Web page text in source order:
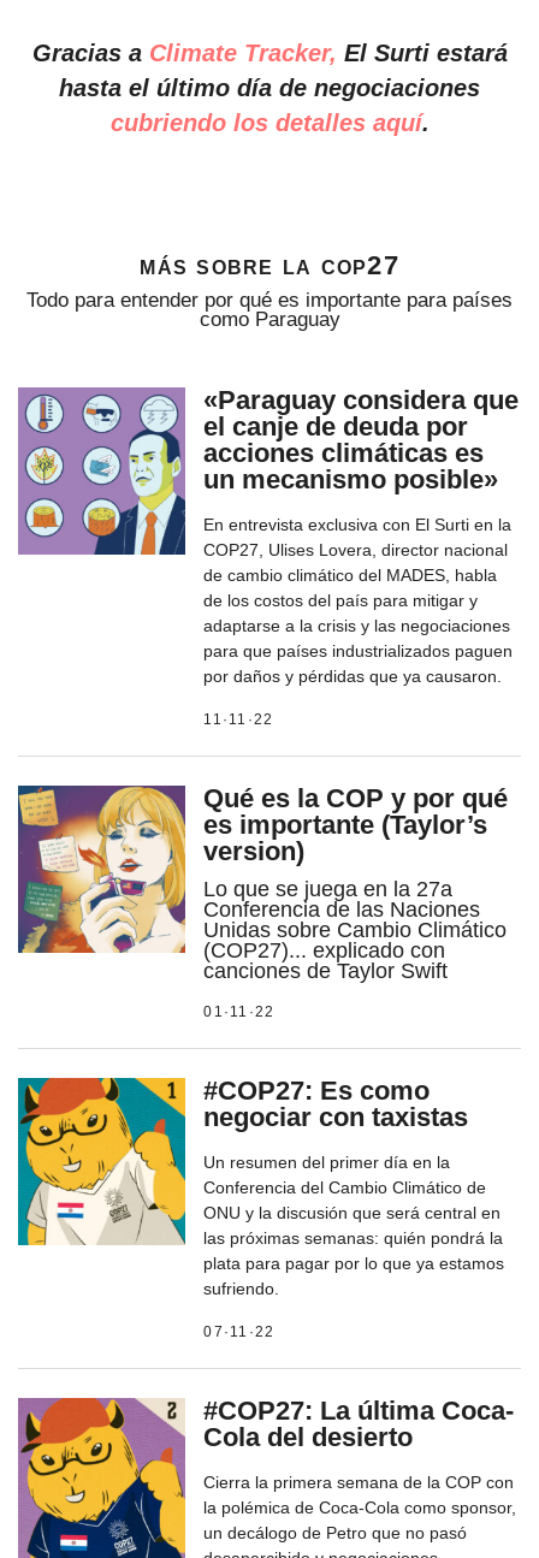
Gracias a Climate Tracker, El Surti estará
hasta el último día de negociaciones
cubriendo los detalles aquí.
más sobre la cop27
Todo para entender por qué es importante para países
como Paraguay
«Paraguay considera que
el canje de deuda por
acciones climáticas es
un mecanismo posible»
En entrevista exclusiva con El Surti en la
COP27, Ulises Lovera, director nacional
de cambio climático del MADES, habla
de los costos del país para mitigar y
adaptarse a la crisis y las negociaciones
para que países industrializados paguen
por daños y pérdidas que ya causaron.
11·11·22
Qué es la COP y por qué
es importante (Taylor’s
version)
Lo que se juega en la 27a
Conferencia de las Naciones
Unidas sobre Cambio Climático
(COP27)... explicado con
canciones de Taylor Swift
01·11·22
#COP27: Es como
negociar con taxistas
Un resumen del primer día en la
Conferencia del Cambio Climático de
ONU y la discusión que será central en
las próximas semanas: quién pondrá la
plata para pagar por lo que ya estamos
sufriendo.
07·11·22
#COP27: La última Coca-
Cola del desierto
Cierra la primera semana de la COP con
la polémica de Coca-Cola como sponsor,
un decálogo de Petro que no pasó